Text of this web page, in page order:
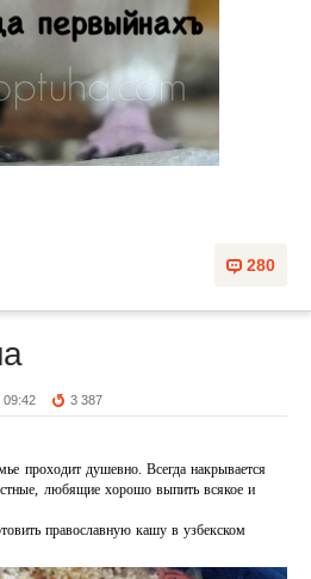
280
09:42 3 387
проходит душевно. Всегда накрывается
любящие хорошо выпить всякое и
православную кашу в узбекском